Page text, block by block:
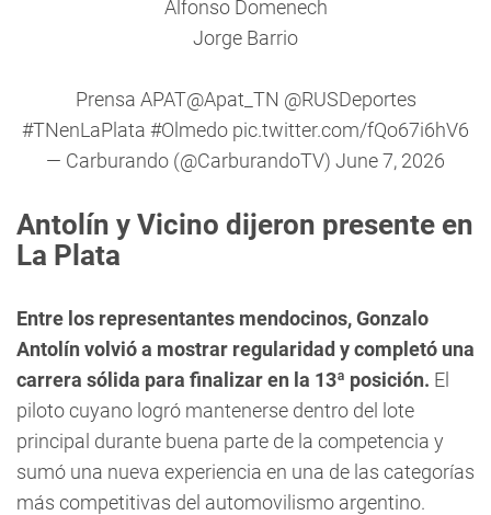
Alfonso Domenech
Jorge Barrio
Prensa APAT@Apat_TN @RUSDeportes
#TNenLaPlata #Olmedo pic.twitter.com/fQo67i6hV6
— Carburando (@CarburandoTV) June 7, 2026
Antolín y Vicino dijeron presente en
La Plata
Entre los representantes mendocinos, Gonzalo
Antolín volvió a mostrar regularidad y completó una
carrera sólida para finalizar en la 13ª posición. El
piloto cuyano logró mantenerse dentro del lote
principal durante buena parte de la competencia y
sumó una nueva experiencia en una de las categorías
más competitivas del automovilismo argentino.